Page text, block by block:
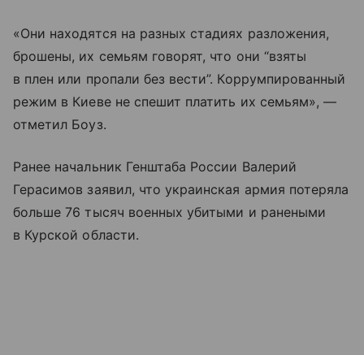
«Они находятся на разных стадиях разложения,
брошены, их семьям говорят, что они “взяты
в плен или пропали без вести”. Коррумпированный
режим в Киеве не спешит платить их семьям», —
отметил Боуз.
Ранее начальник Генштаба России Валерий
Герасимов заявил, что украинская армия потеряла
больше 76 тысяч военных убитыми и ранеными
в Курской области.